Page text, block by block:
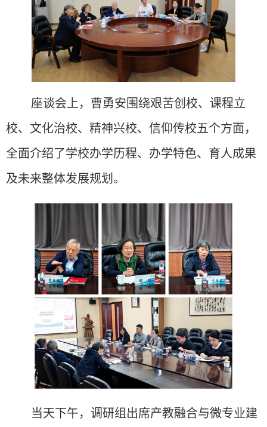
座谈会上，曹勇安围绕艰苦创校、课程立
校、文化治校、精神兴校、信仰传校五个方面，
全面介绍了学校办学历程、 办学特色、育人成果
及未来整体发展规划。
当天下午，调研组出席产教融合与微专业建